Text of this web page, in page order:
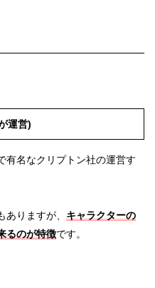
運営)
有名なクリプトン社の運営す
りますが、 キャラクターの
るのが特徴です。